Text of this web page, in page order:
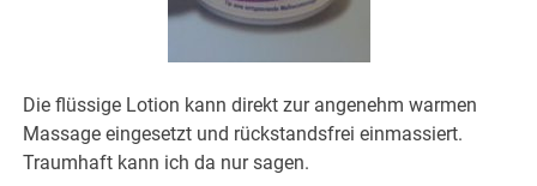
Die flüssige Lotion kann direkt zur angenehm warmen
Massage eingesetzt und rückstandsfrei einmassiert.
Traumhaft kann ich da nur sagen.